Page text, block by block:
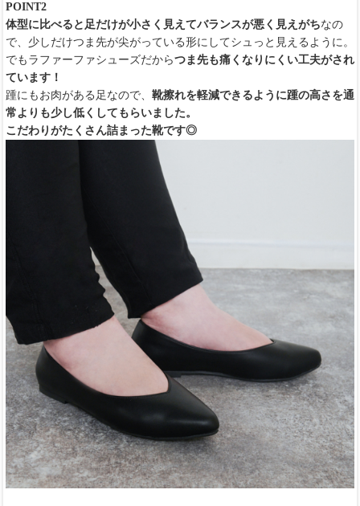
POINT2
体型に比べると足だけが小さく見えてバランスが悪く見えがちなの
で、少しだけつま先が尖がっている形にしてシュっと見えるように。
でもラファーファシューズだからつま先も痛くなりにくい工夫がされ
ています！
踵にもお肉がある足なので、 靴擦れを軽減できるように踵の高さを通
常よりも少し低くしてもらいました。
こだわりがたくさん詰まった靴です◎